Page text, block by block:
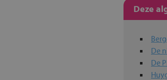
Deze
De
De